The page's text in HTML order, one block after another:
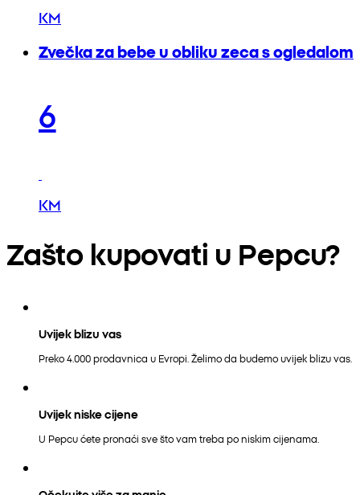
KM
Zvečka za bebe u obliku zeca s ogledalom
6
KM
Zašto kupovati u Pepcu?
Uvijek blizu vas
Preko 4.000 prodavnica u Evropi. Želimo da budemo uvijek blizu vas.
Uvijek niske cijene
U Pepcu ćete pronaći sve što vam treba po niskim cijenama.